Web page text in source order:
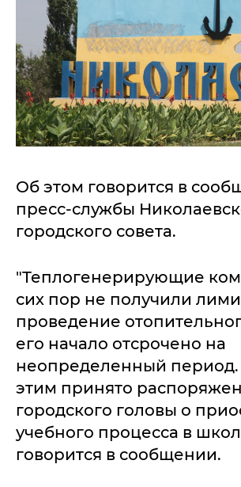
Об этом говорится в
пресс-службы
городского совета.
"Теплогенерирующие
сих пор не получили
проведение
его начало отсрочено на
неопределенный период.
этим принято
городского головы о
учебного процесса в
говорится в сообщении.